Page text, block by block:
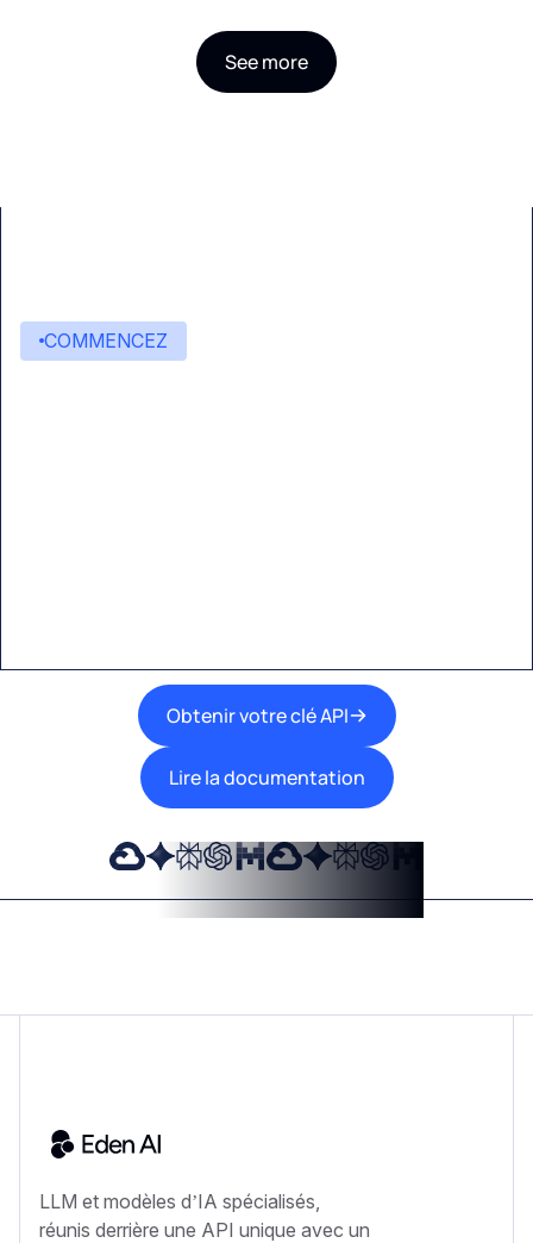
See more
COMMENCEZ
Obtenir votre clé API
Lire la documentation
LLM et modèles d’IA spécialisés,
réunis derrière une API unique avec un